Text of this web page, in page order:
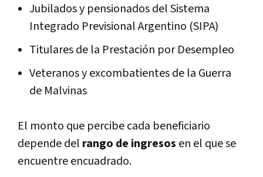
Jubilados y pensionados del Sistema
Integrado Previsional Argentino (SIPA)
Titulares de la Prestación por Desempleo
Veteranos y excombatientes de la Guerra
de Malvinas
El monto que percibe cada beneficiario
depende del rango de ingresos en el que se
encuentre encuadrado.